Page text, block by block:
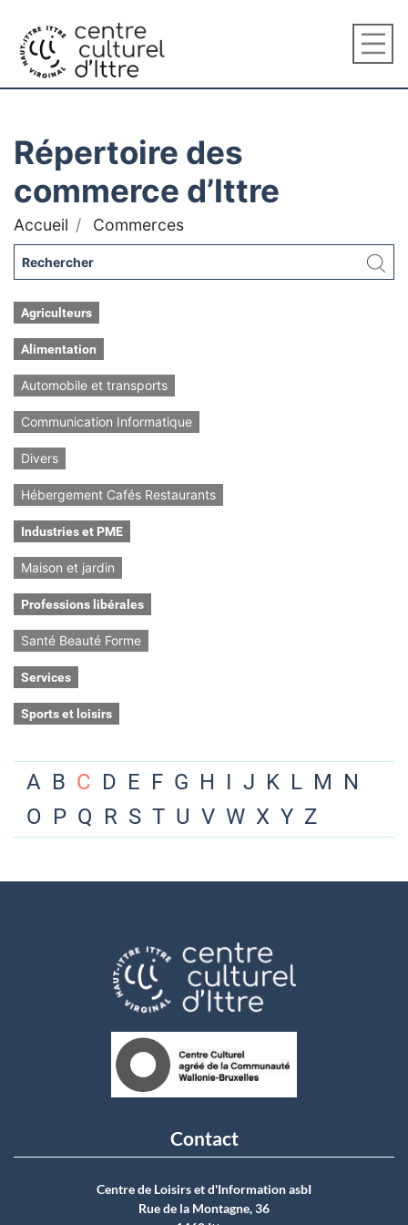
Répertoire des
commerce d’Ittre
Accueil Commerces
Agriculteurs
Alimentation
Automobile et transports
Communication Informatique
Divers
Hébergement Cafés Restaurants
Industries et PME
Maison et jardin
Professions libérales
Santé Beauté Forme
Services
Sports et loisirs
A B C D E F G H I J K L M N
O P Q R S T U V W X Y Z
Contact
Centre de Loisirs et d'Information asbI
Rue de la Montagne, 36